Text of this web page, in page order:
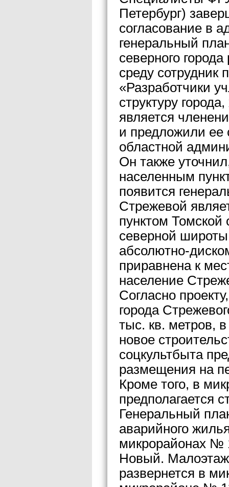
Петербург)
согласование в
генеральный
северного
среду
«Разработчики
структуру
является
и предложили ее
областной
Он также
населенным
появится
Стрежевой
пунктом Томской
северной
абсолютно-
приравнена к
население
Согласно
города
тыс. кв. метров,
новое
соцкультбыта
размещения на
Кроме того, в
предполагается
Генеральный
аварийного
микрорайонах №
Новый.
развернется в